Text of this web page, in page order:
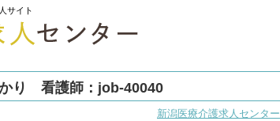
サイト
り 看護師：job-40040
新潟医療介護求人センター